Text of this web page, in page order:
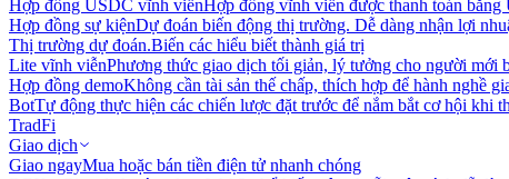
Hợp đồng USDC vĩnh viễnHợp đồng vĩnh viễn được thanh toán bằng
Hợp đồng sự kiệnDự đoán biến động thị trường. Dễ dàng nhận lợi
Thị trường dự đoán.Biến các hiểu biết thành giá trị
Lite vĩnh viễnPhương thức giao dịch tối giản, lý tưởng cho người mới
Hợp đồng demoKhông cần tài sản thế chấp, thích hợp để hành nghề
BotTự động thực hiện các chiến lược đặt trước để nắm bắt cơ hội khi
TradFi
Giao dịch
Giao ngayMua hoặc bán tiền điện tử nhanh chóng